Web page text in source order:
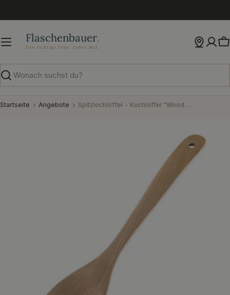
Inhalt
Suchen
Startseite Angebote Spitzlochlöffel - Kochlöffel "Woody" - Westmark
Sie das Medium 0 im Modalformat